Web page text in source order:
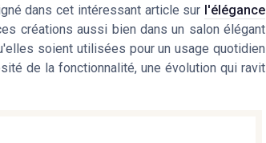
dans cet intéressant article sur l'élégance
créations aussi bien dans un salon élégant
soient utilisées pour un usage quotidien
de la fonctionnalité, une évolution qui ravit